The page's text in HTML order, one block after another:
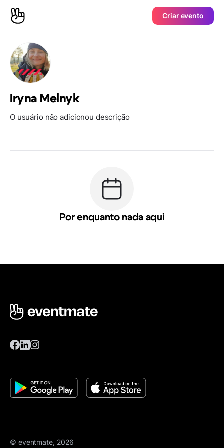
Criar evento
Iryna Melnyk
O usuário não adicionou descrição
Por enquanto nada aqui
© eventmate, 2026